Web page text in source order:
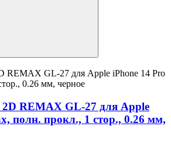
2D REMAX GL-27 для Apple
полн. прокл., 1 стор., 0.26 мм,